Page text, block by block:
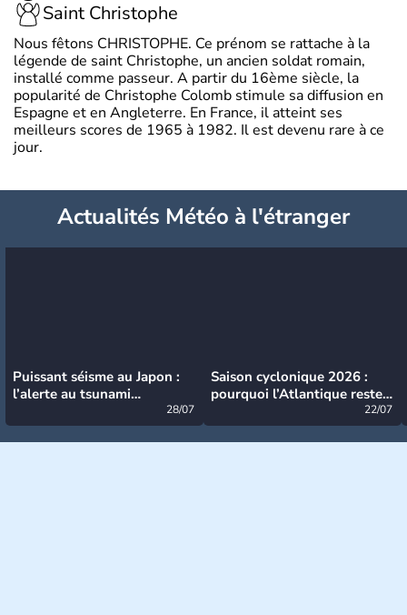
Saint Christophe
Nous fêtons CHRISTOPHE. Ce prénom se rattache à la
légende de saint Christophe, un ancien soldat romain,
installé comme passeur. A partir du 16ème siècle, la
popularité de Christophe Colomb stimule sa diffusion en
Espagne et en Angleterre. En France, il atteint ses
meilleurs scores de 1965 à 1982. Il est devenu rare à ce
jour.
Actualités Météo à l'étranger
Puissant séisme au Japon :
l’alerte au tsunami
28/07
Saison cyclonique 2026 :
pourquoi l’Atlantique reste
22/07